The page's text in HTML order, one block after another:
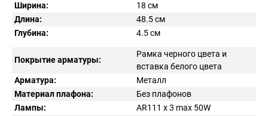
Ширина:
18 см
Длина:
48.5 см
Глубина:
4.5 см
Покрытие арматуры:
Рамка черного цвета и
вставка белого цвета
Арматура:
Металл
Материал плафона:
Без плафонов
Лампы:
AR111 x 3 max 50W